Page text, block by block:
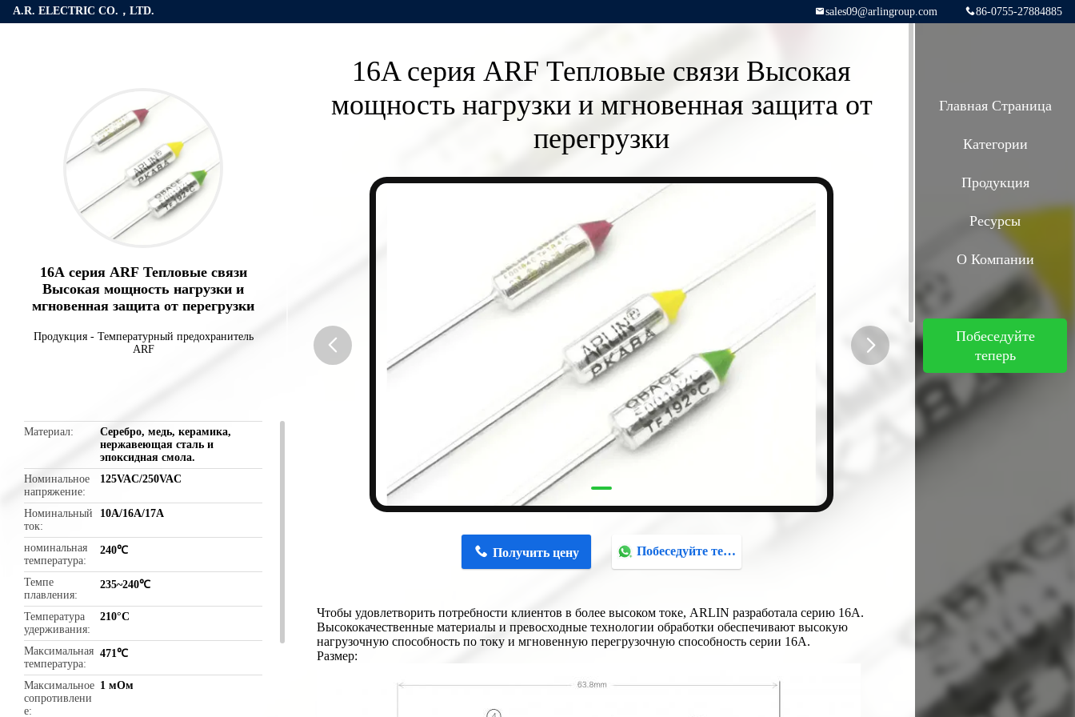
A.R. ELECTRIC CO.，LTD. 86-0755-27884885
sales09@arlingroup.com
16A серия ARF Тепловые связи
Высокая мощность нагрузки и
мгновенная защита от перегрузки
Продукция- Температурный предохранитель
ARF
Материал
Серебро, медь, керамика,
нержавеющая сталь и
эпоксидная смола.
Номинальное
напряжение
125VAC/250VAC
Номинальный
ток
10А/16А/17А
номинальная
температура
240℃
Темпе
плавления
235~240℃
Температура
удерживания
210°C
Максимальная
температура
471℃
Максимальное
сопротивлени
е
1 мОм
16A серия ARF Тепловые связи Высокая
мощность нагрузки и мгновенная защита от
перегрузки
Получить цену Побеседуйте теперь
Чтобы удовлетворить потребности клиентов в более высоком токе, ARLIN разработала серию 16A.
Высококачественные материалы и превосходные технологии обработки обеспечивают высокую
нагрузочную способность по току и мгновенную перегрузочную способность серии 16A.
Размер:
Главная Страница
Категории
Продукция
Ресурсы
О Компании
Побеседуйте
теперь